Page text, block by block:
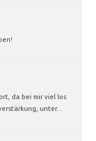
da bei mir viel los
unter…